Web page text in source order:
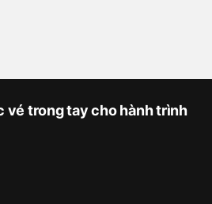
vé trong tay cho hành trình